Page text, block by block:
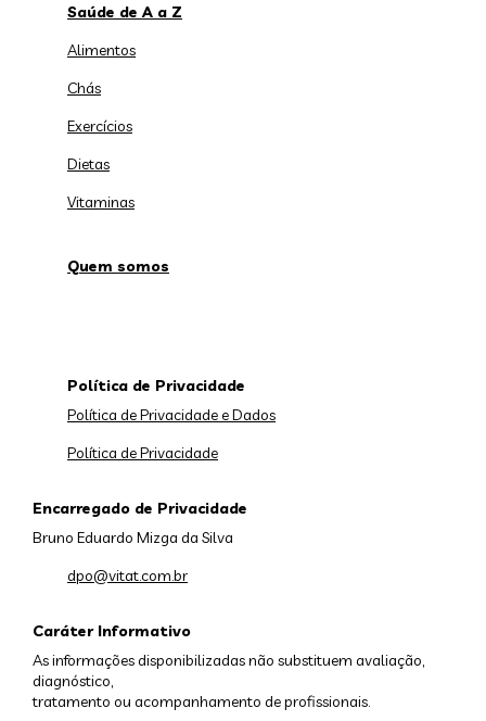
Saúde de A a Z
Alimentos
Chás
Exercícios
Dietas
Vitaminas
Quem somos
Caráter Informativo
As informações disponibilizadas não substituem avaliação,
diagnóstico,
tratamento ou acompanhamento de profissionais.
Política de Privacidade
Política de Privacidade e Dados
Política de Privacidade
Encarregado de Privacidade
Bruno Eduardo Mizga da Silva
dpo@vitat.com.br